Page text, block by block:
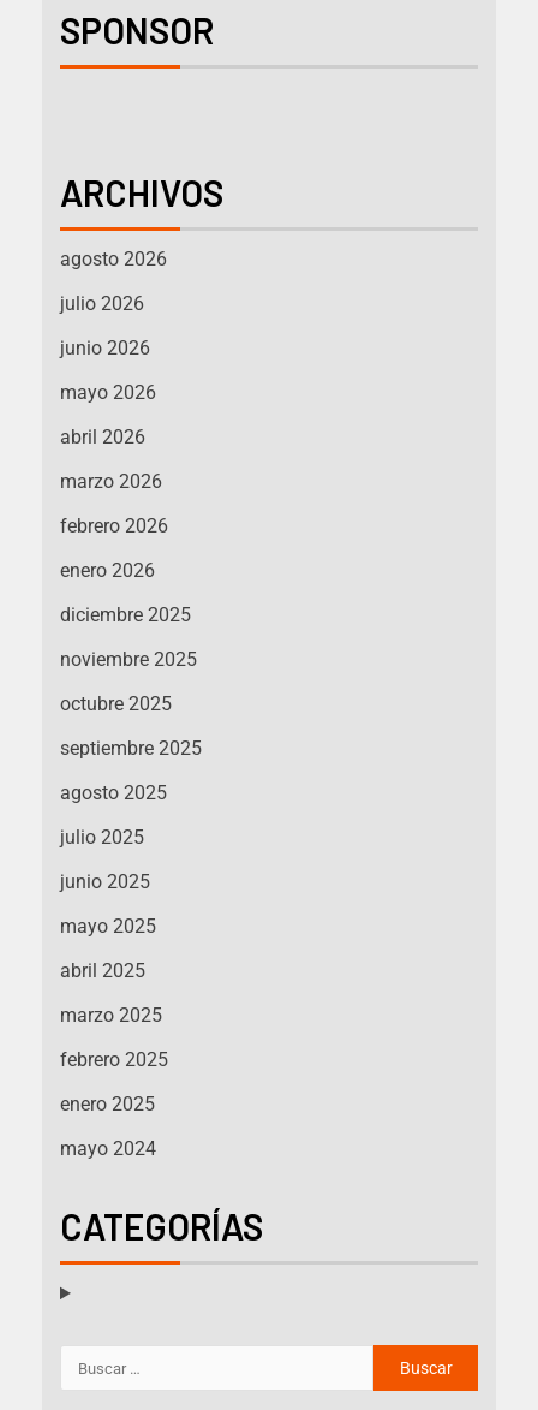
SPONSOR
ARCHIVOS
agosto 2026
julio 2026
junio 2026
mayo 2026
abril 2026
marzo 2026
febrero 2026
enero 2026
diciembre 2025
noviembre 2025
octubre 2025
septiembre 2025
agosto 2025
julio 2025
junio 2025
mayo 2025
abril 2025
marzo 2025
febrero 2025
enero 2025
mayo 2024
CATEGORÍAS